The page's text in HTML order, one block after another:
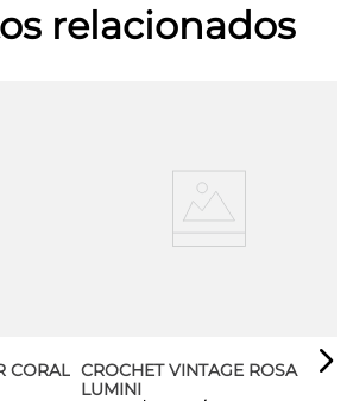
relacionados
CORAL CROCHET VINTAGE ROSA
LUMINI